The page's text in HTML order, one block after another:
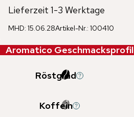
Lieferzeit 1-3 Werktage
MHD: 15.06.28Artikel-Nr.: 100410
Aromatico Geschmacksprofil
Röstgrad
Koffein